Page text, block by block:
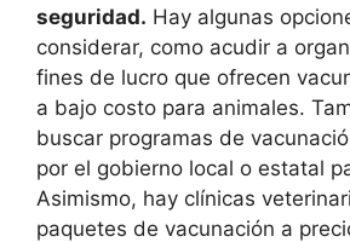
seguridad. Hay algunas
considerar, como acudir a
fines de lucro que ofrecen
a bajo costo para animales.
buscar programas de
por el gobierno local o estatal
Asimismo, hay clínicas
paquetes de vacunación a